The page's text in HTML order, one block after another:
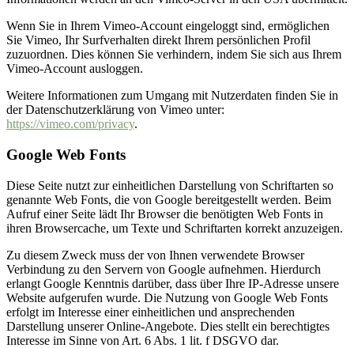
Wenn Sie in Ihrem Vimeo-Account eingeloggt sind, ermöglichen
Sie Vimeo, Ihr Surfverhalten direkt Ihrem persönlichen Profil
zuzuordnen. Dies können Sie verhindern, indem Sie sich aus Ihrem
Vimeo-Account ausloggen.
Weitere Informationen zum Umgang mit Nutzerdaten finden Sie in
der Datenschutzerklärung von Vimeo unter:
https://vimeo.com/privacy.
Google Web Fonts
Diese Seite nutzt zur einheitlichen Darstellung von Schriftarten so
genannte Web Fonts, die von Google bereitgestellt werden. Beim
Aufruf einer Seite lädt Ihr Browser die benötigten Web Fonts in
ihren Browsercache, um Texte und Schriftarten korrekt anzuzeigen.
Zu diesem Zweck muss der von Ihnen verwendete Browser
Verbindung zu den Servern von Google aufnehmen. Hierdurch
erlangt Google Kenntnis darüber, dass über Ihre IP-Adresse unsere
Website aufgerufen wurde. Die Nutzung von Google Web Fonts
erfolgt im Interesse einer einheitlichen und ansprechenden
Darstellung unserer Online-Angebote. Dies stellt ein berechtigtes
Interesse im Sinne von Art. 6 Abs. 1 lit. f DSGVO dar.